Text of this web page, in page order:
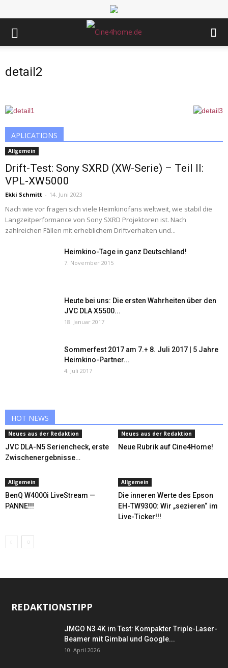
detail2
APLICATIONS
Allgemein
Drift-Test: Sony SXRD (XW-Serie) – Teil II:
VPL-XW5000
Ekki Schmitt - 14. Juni 2023
Nach wie vor fragen sich viele Heimkinofans weltweit, wie stabil die
Langzeitperformance von Sony SXRD Projektoren ist. Nach
zahlreichen Fällen mit erheblichem Driftverhalten und...
Heimkino-Tage in ganz Deutschland!
7. November 2015
Heute bei uns: Die ersten Wahrheiten über den
JVC DLA X5500...
18. Januar 2017
Sommerfest 2017 am 7.+ 8. Juli 2017 | 5 Jahre
Heimkino-Partner...
4. Juli 2017
HOT NEWS
Neues aus der Redaktion
JVC DLA-N5 Seriencheck, erste
Zwischenergebnisse…
Neues aus der Redaktion
Neue Rubrik auf Cine4Home!
Allgemein
BenQ W4000i LiveStream —
PANNE!!!
Allgemein
Die inneren Werte des Epson
EH-TW9300: Wir „sezieren“ im
Live-Ticker!!!
REDAKTIONSTIPP
JMGO N3 4K im Test: Kompakter Triple-Laser-
Beamer mit Gimbal und Google...
10. April 2026